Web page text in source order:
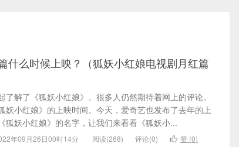
什么时候上映？（狐妖小红娘电视剧月红篇
了解了《狐妖小红娘》。很多人仍然期待着网上的评论。
妖小红娘》的上映时间。今天，爱奇艺也发布了去年的上
狐妖小红娘》的名字，让我们来看看《狐妖小...
年09月26日00时14分 阅读(268) 评论(0) 赞 (0)